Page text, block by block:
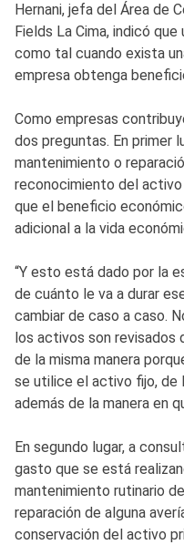
Hernani, jefa del Área de
Fields La Cima, indicó
como tal cuando exista
empresa obtenga
Como empresas
dos preguntas. En primer
mantenimiento o
reconocimiento del
que el beneficio
adicional a la vida
“Y esto está dado por la
de cuánto le va a durar
cambiar de caso a caso.
los activos son revisados
de la misma manera
se utilice el activo fijo, de
además de la manera en
En segundo lugar, a
gasto que se está
mantenimiento rutinario
reparación de alguna
conservación del activo